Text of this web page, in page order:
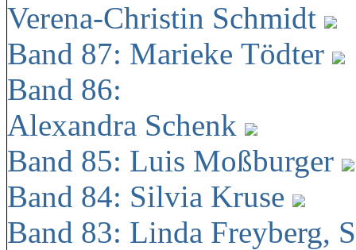
Verena-Christin Schmidt
Band 87: Marieke Tödter
Band 86:
Alexandra Schenk
Band 85: Luis Moßburger
Band 84: Silvia Kruse
Band 83: Linda Freyberg,